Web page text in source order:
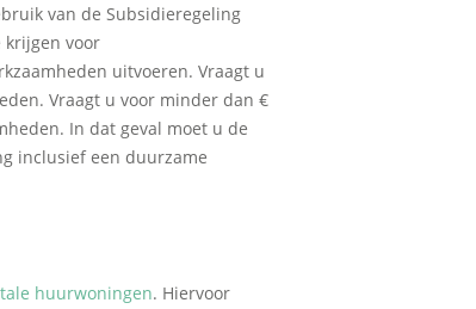
van de Subsidieregeling
krijgen voor
uitvoeren. Vraagt u
Vraagt u voor minder dan €
In dat geval moet u de
inclusief een duurzame
huurwoningen. Hiervoor